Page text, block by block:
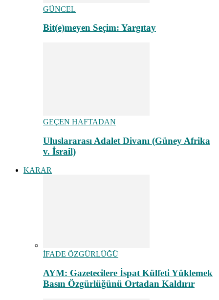
GÜNCEL
Bit(e)meyen Seçim: Yargıtay
GEÇEN HAFTADAN
Uluslararası Adalet Divanı (Güney Afrika
v. İsrail)
KARAR
İFADE ÖZGÜRLÜĞÜ
AYM: Gazetecilere İspat Külfeti Yüklemek
Basın Özgürlüğünü Ortadan Kaldırır